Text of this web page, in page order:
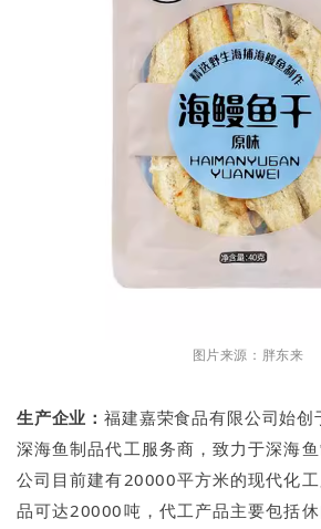
图片来源：胖东来
生产企业：福建嘉荣食品有限公司始
深海鱼制品代工服务商，致力于深海鱼
公司目前建有20000平方米的现代化
品可达20000吨，代工产品主要包括